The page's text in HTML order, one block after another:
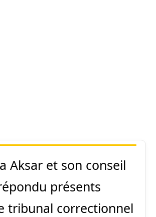
Aksar et son conseil
présents
tribunal correctionnel